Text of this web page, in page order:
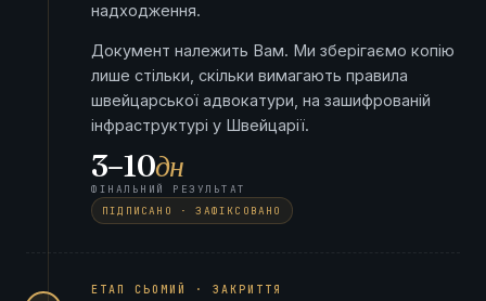
надходження.
Документ належить Вам. Ми зберігаємо копію
лише стільки, скільки вимагають правила
швейцарської адвокатури, на зашифрованій
інфраструктурі у Швейцарії.
3–10дн
ФІНАЛЬНИЙ РЕЗУЛЬТАТ
ПІДПИСАНО · ЗАФІКСОВАНО
ЕТАП СЬОМИЙ · ЗАКРИТТЯ